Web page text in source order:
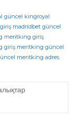
güncel kingroyal
madridbet güncel
meritking giriş
giriş meritking güncel
meritking adres